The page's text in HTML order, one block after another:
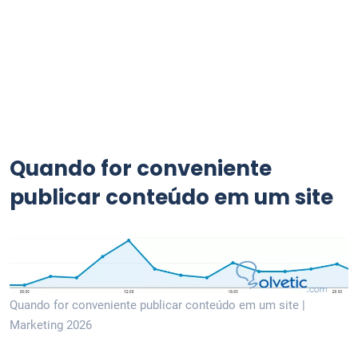
Quando for conveniente
publicar conteúdo em um site
Quando for conveniente publicar conteúdo em um site |
Marketing 2026